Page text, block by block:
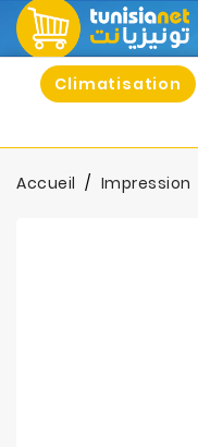
Climatisation
Accueil Impression